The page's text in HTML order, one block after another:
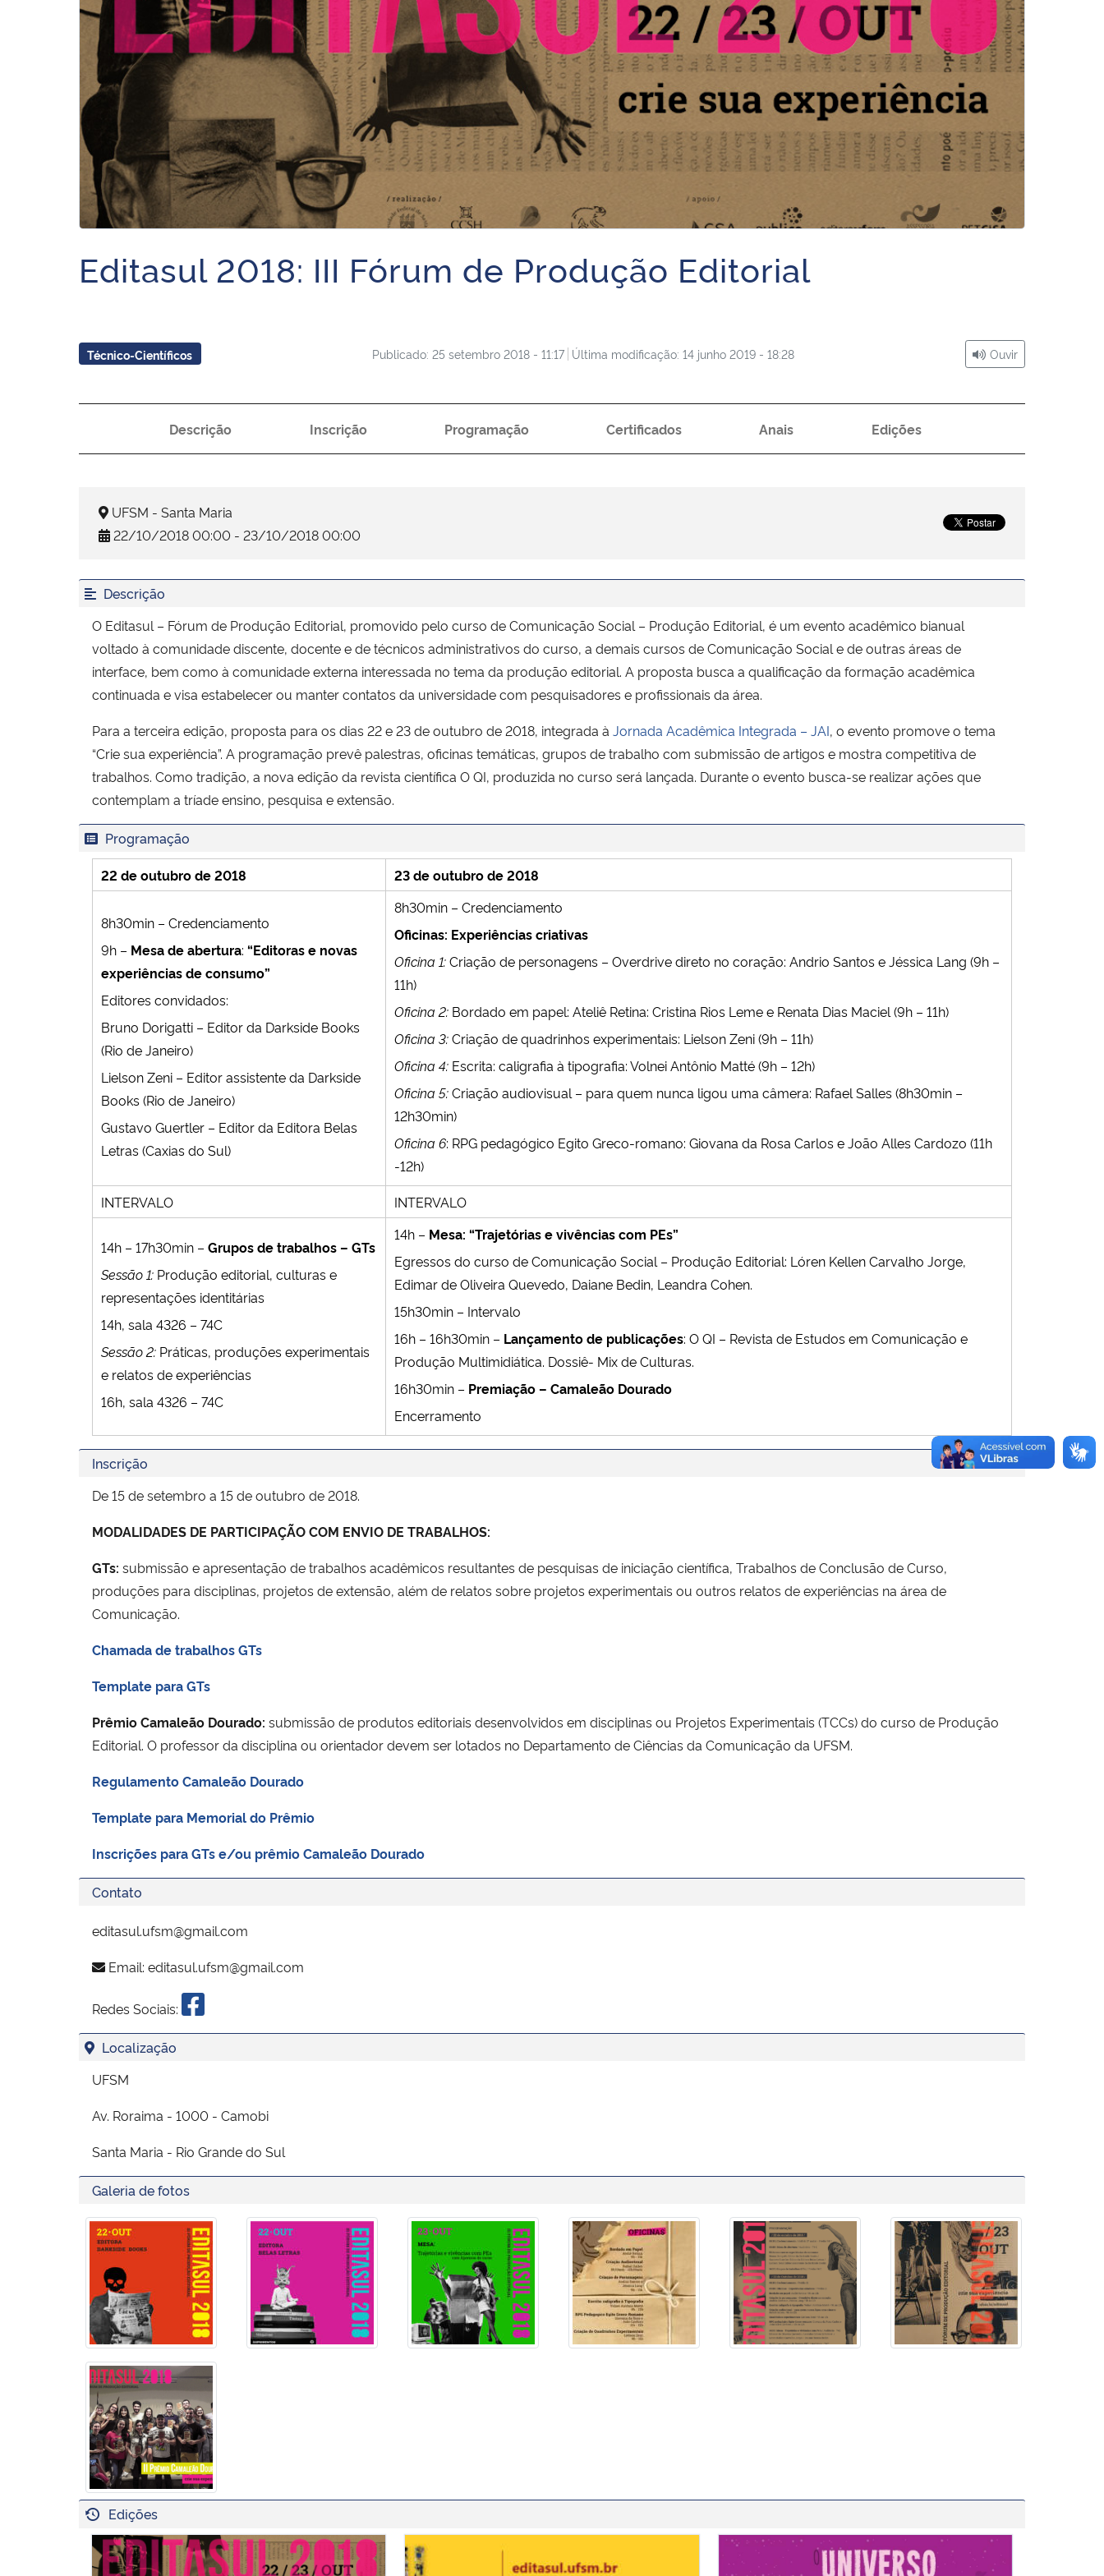
Editasul 2018: III Fórum de Produção Editorial
Técnico-Científicos Publicado: 25 setembro 2018 - 11:17 Última modificação: 14 junho 2019 - 18:28 Ouvir
Descrição Inscrição Programação Certificados Anais Edições
UFSM - Santa Maria
22/10/2018 00:00 - 23/10/2018 00:00
Descrição
O Editasul – Fórum de Produção Editorial, promovido pelo curso de Comunicação Social – Produção Editorial, é um evento acadêmico bianual
voltado à comunidade discente, docente e de técnicos administrativos do curso, a demais cursos de Comunicação Social e de outras áreas de
interface, bem como à comunidade externa interessada no tema da produção editorial. A proposta busca a qualificação da formação acadêmica
continuada e visa estabelecer ou manter contatos da universidade com pesquisadores e profissionais da área.
Para a terceira edição, proposta para os dias 22 e 23 de outubro de 2018, integrada à Jornada Acadêmica Integrada – JAI, o evento promove o tema
“Crie sua experiência”. A programação prevê palestras, oficinas temáticas, grupos de trabalho com submissão de artigos e mostra competitiva de
trabalhos. Como tradição, a nova edição da revista científica O QI, produzida no curso será lançada. Durante o evento busca-se realizar ações que
contemplam a tríade ensino, pesquisa e extensão.
Programação
22 de outubro de 2018 23 de outubro de 2018
8h30min – Credenciamento
9h – Mesa de abertura: “Editoras e novas
experiências de consumo”
Editores convidados:
Bruno Dorigatti – Editor da Darkside Books
(Rio de Janeiro)
Lielson Zeni – Editor assistente da Darkside
Books (Rio de Janeiro)
Gustavo Guertler – Editor da Editora Belas
Letras (Caxias do Sul)
8h30min – Credenciamento
Oficinas: Experiências criativas
Oficina 1:Criação de personagens – Overdrive direto no coração: Andrio Santos e Jéssica Lang (9h –
11h)
Oficina 2: Bordado em papel: Ateliê Retina: Cristina Rios Leme e Renata Dias Maciel (9h – 11h)
Oficina 3:Criação de quadrinhos experimentais: Lielson Zeni (9h – 11h)
Oficina 4: Escrita: caligrafia à tipografia: Volnei Antônio Matté (9h – 12h)
Oficina 5:Criação audiovisual – para quem nunca ligou uma câmera: Rafael Salles (8h30min –
12h30min)
Oficina 6: RPG pedagógico Egito Greco-romano: Giovana da Rosa Carlos e João Alles Cardozo (11h
-12h)
INTERVALO
INTERVALO
14h – 17h30min – Grupos de trabalhos – GTs
Sessão 1: Produção editorial, culturas e
representações identitárias
14h, sala 4326 – 74C
Sessão 2: Práticas, produções experimentais
e relatos de experiências
16h, sala 4326 – 74C
14h – Mesa: “Trajetórias e vivências com PEs”
Egressos do curso de Comunicação Social – Produção Editorial: Lóren Kellen Carvalho Jorge,
Edimar de Oliveira Quevedo, Daiane Bedin, Leandra Cohen.
15h30min – Intervalo
16h – 16h30min – Lançamento de publicações: O QI – Revista de Estudos em Comunicação e
Produção Multimidiática. Dossiê- Mix de Culturas.
16h30min – Premiação – Camaleão Dourado
Encerramento
Inscrição
De 15 de setembro a 15 de outubro de 2018.
MODALIDADES DE PARTICIPAÇÃO COM ENVIO DE TRABALHOS:
GTs: submissão e apresentação de trabalhos acadêmicos resultantes de pesquisas de iniciação científica, Trabalhos de Conclusão de Curso,
produções para disciplinas, projetos de extensão, além de relatos sobre projetos experimentais ou outros relatos de experiências na área de
Comunicação.
Chamada de trabalhos GTs
Template para GTs
Prêmio Camaleão Dourado: submissão de produtos editoriais desenvolvidos em disciplinas ou Projetos Experimentais (TCCs) do curso de Produção
Editorial. O professor da disciplina ou orientador devem ser lotados no Departamento de Ciências da Comunicação da UFSM.
Regulamento Camaleão Dourado
Template para Memorial do Prêmio
Inscrições para GTs e/ou prêmio Camaleão Dourado
Contato
editasul.ufsm@gmail.com
Email: editasul.ufsm@gmail.com
Redes Sociais:
Localização
UFSM
Av. Roraima - 1000 - Camobi
Santa Maria - Rio Grande do Sul
Galeria de fotos
Edições
Editasul 2018: III Fórum de Produção Editorial
Editasul - II Fórum de Produção Editorial Editasul - Fórum de Produção Editorial